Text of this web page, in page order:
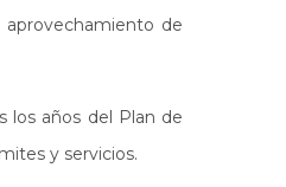
aprovechamiento de
los años del Plan de
y servicios.